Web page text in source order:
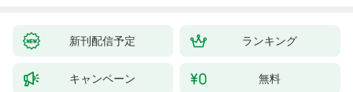
新刊配信予定 ランキング
キャンペーン 無料